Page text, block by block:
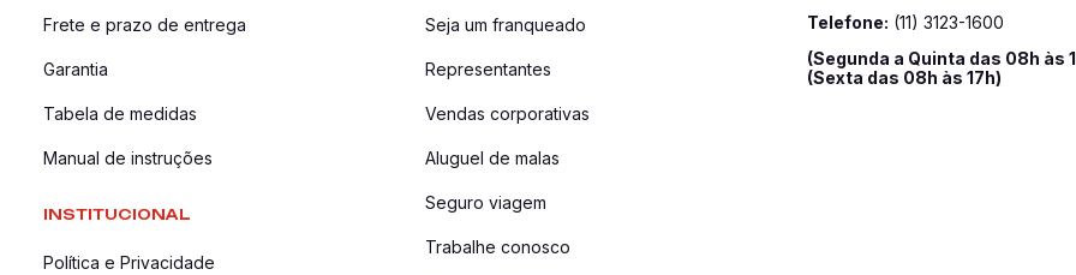
Frete e prazo de entrega
Garantia
Tabela de medidas
Manual de instruções
INSTITUCIONAL
Política e Privacidade
Seja um franqueado
Representantes
Vendas corporativas
Aluguel de malas
Seguro viagem
Trabalhe conosco
Telefone: (11) 3123-1600
(Segunda a Quinta das 08h às
(Sexta das 08h às 17h)